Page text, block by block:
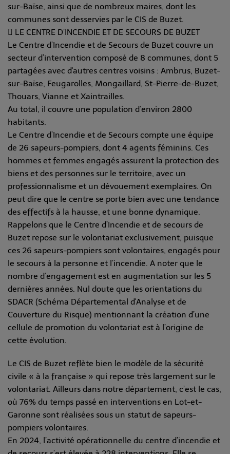
sur-Baïse, ainsi que de nombreux maires, dont les
communes sont desservies par le CIS de Buzet.
 LE CENTRE D’INCENDIE ET DE SECOURS DE BUZET
Le Centre d’Incendie et de Secours de Buzet couvre un
secteur d’intervention composé de 8 communes, dont 5
partagées avec d'autres centres voisins : Ambrus, Buzet-
sur-Baïse, Feugarolles, Mongaillard, St-Pierre-de-Buzet,
Thouars, Vianne et Xaintrailles.
Au total, il couvre une population d’environ 2800
habitants.
Le Centre d’Incendie et de Secours compte une équipe
de 26 sapeurs-pompiers, dont 4 agents féminins. Ces
hommes et femmes engagés assurent la protection des
biens et des personnes sur le territoire, avec un
professionnalisme et un dévouement exemplaires. On
peut dire que le centre se porte bien avec une tendance
des effectifs à la hausse, et une bonne dynamique.
Rappelons que le Centre d’Incendie et de secours de
Buzet repose sur le volontariat exclusivement, puisque
ces 26 sapeurs-pompiers sont volontaires, engagés pour
le secours à la personne et l’incendie. A noter que le
nombre d’engagement est en augmentation sur les 5
dernières années. Nul doute que les orientations du
SDACR (Schéma Départemental d'Analyse et de
Couverture du Risque) mentionnant la création d’une
cellule de promotion du volontariat est à l’origine de
cette évolution.
Le CIS de Buzet reflète bien le modèle de la sécurité
civile « à la française » qui repose très largement sur le
volontariat. Ailleurs dans notre département, c’est le cas,
où 76% du temps passé en interventions en Lot-et-
Garonne sont réalisées sous un statut de sapeurs-
pompiers volontaires.
En 2024, l’activité opérationnelle du centre d’incendie et